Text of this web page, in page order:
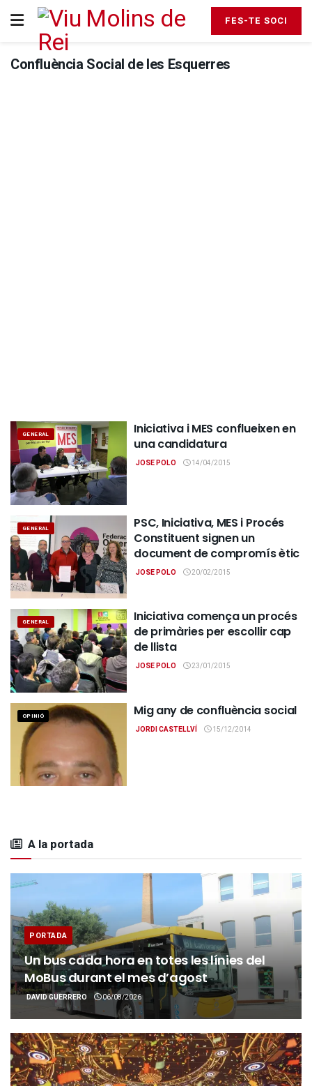
FES-TE SOCI
Confluència Social de les Esquerres
GENERAL
Iniciativa i MES conflueixen en
una candidatura
JOSE POLO 14/04/2015
GENERAL
PSC, Iniciativa, MES i Procés
Constituent signen un
document de compromís ètic
JOSE POLO 20/02/2015
GENERAL
Iniciativa comença un procés
de primàries per escollir cap
de llista
JOSE POLO 23/01/2015
OPINIÓ Mig any de confluència social
JORDI CASTELLVÍ 15/12/2014
A la portada
PORTADA
Un bus cada hora en totes les línies del
MoBus durant el mes d’agost
DAVID GUERRERO 06/08/2026